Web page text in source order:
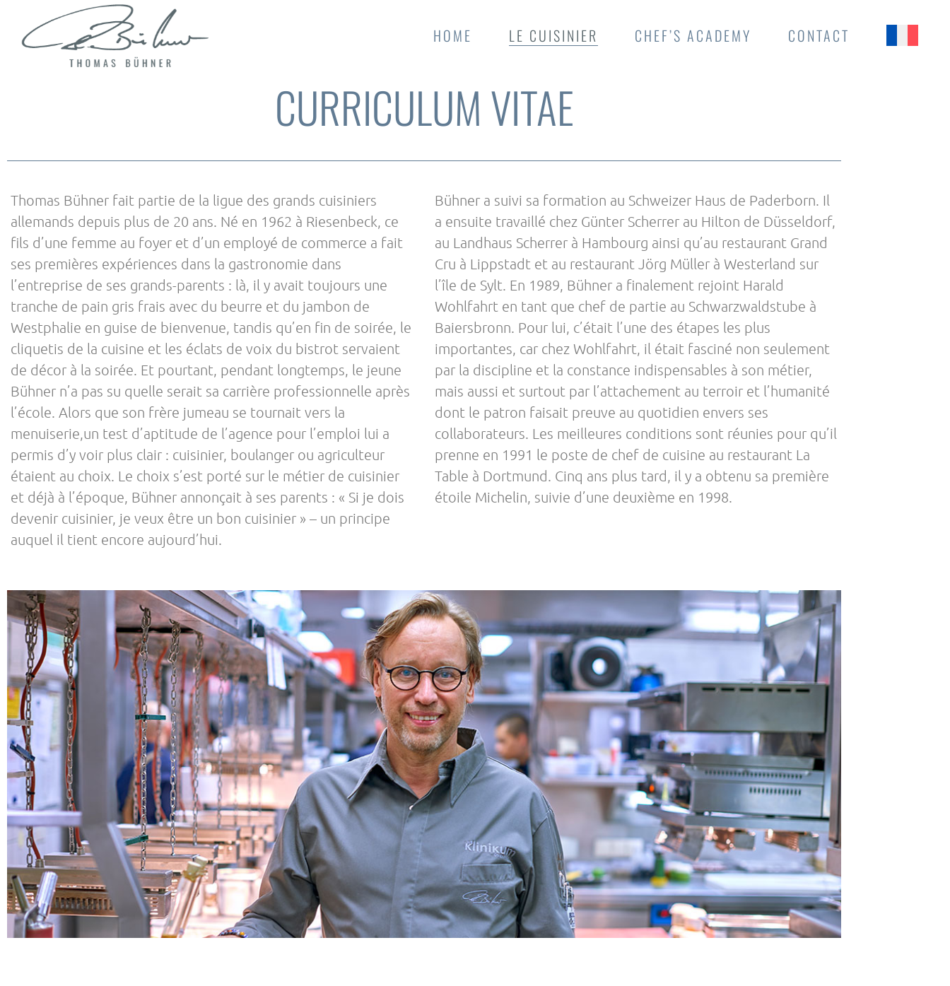
HOME LE CUISINIER CHEF’S ACADEMY CONTACT
CURRICULUM VITAE
Thomas Bühner fait partie de la ligue des grands cuisiniers
allemands depuis plus de 20 ans. Né en 1962 à Riesenbeck, ce
fils d’une femme au foyer et d’un employé de commerce a fait
ses premières expériences dans la gastronomie dans
l’entreprise de ses grands-parents : là, il y avait toujours une
tranche de pain gris frais avec du beurre et du jambon de
Westphalie en guise de bienvenue, tandis qu’en fin de soirée, le
cliquetis de la cuisine et les éclats de voix du bistrot servaient
de décor à la soirée. Et pourtant, pendant longtemps, le jeune
Bühner n’a pas su quelle serait sa carrière professionnelle après
l’école. Alors que son frère jumeau se tournait vers la
menuiserie,un test d’aptitude de l’agence pour l’emploi lui a
permis d’y voir plus clair : cuisinier, boulanger ou agriculteur
étaient au choix. Le choix s’est porté sur le métier de cuisinier
et déjà à l’époque, Bühner annonçait à ses parents : « Si je dois
devenir cuisinier, je veux être un bon cuisinier » – un principe
auquel il tient encore aujourd’hui.
Bühner a suivi sa formation au Schweizer Haus de Paderborn. Il
a ensuite travaillé chez Günter Scherrer au Hilton de Düsseldorf,
au Landhaus Scherrer à Hambourg ainsi qu’au restaurant Grand
Cru à Lippstadt et au restaurant Jörg Müller à Westerland sur
l’île de Sylt. En 1989, Bühner a finalement rejoint Harald
Wohlfahrt en tant que chef de partie au Schwarzwaldstube à
Baiersbronn. Pour lui, c’était l’une des étapes les plus
importantes, car chez Wohlfahrt, il était fasciné non seulement
par la discipline et la constance indispensables à son métier,
mais aussi et surtout par l’attachement au terroir et l’humanité
dont le patron faisait preuve au quotidien envers ses
collaborateurs. Les meilleures conditions sont réunies pour qu’il
prenne en 1991 le poste de chef de cuisine au restaurant La
Table à Dortmund. Cinq ans plus tard, il y a obtenu sa première
étoile Michelin, suivie d’une deuxième en 1998.